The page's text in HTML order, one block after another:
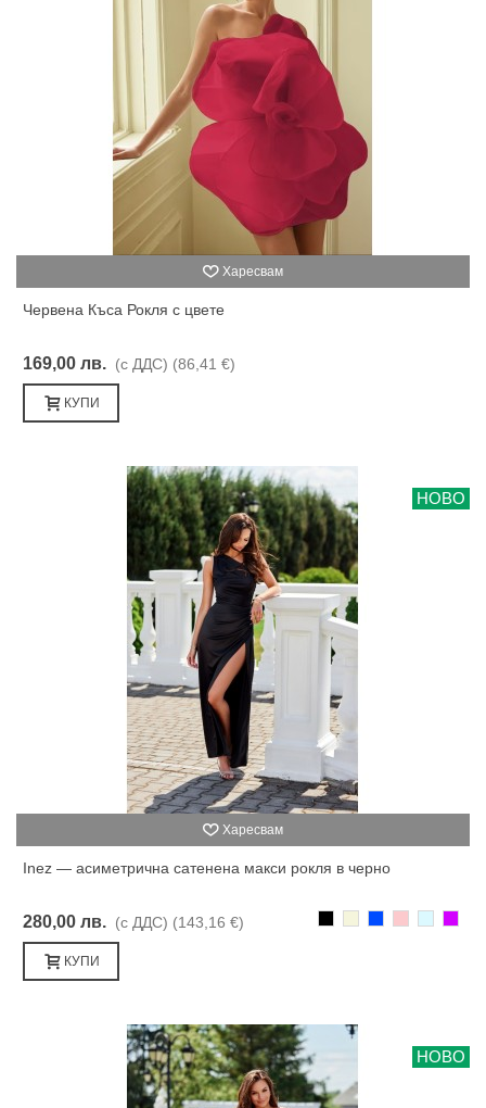
Харесвам
Червена Къса Рокля с цвете
169,00 лв. (с ДДС) (86,41 €)
КУПИ
НОВО
Харесвам
Inez — асиметрична сатенена макси рокля в черно
280,00 лв. (с ДДС) (143,16 €)
КУПИ
НОВО